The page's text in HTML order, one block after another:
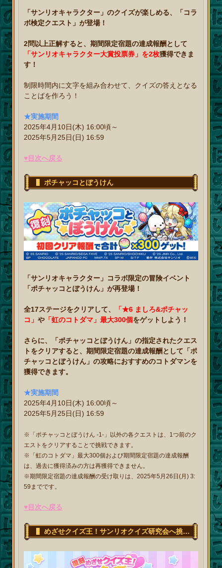
「サンリオキャラクター」のクイズが楽しめる、「コラ
ボ検定クエスト」が登場！
2問以上正解すると、期間限定宿題の達成報酬として
「サンリオキャラクター大賞投票券」を2枚獲得できま
す！
制限時間内に文字を組み合わせて、クイズの答えとなる
ことばを作ろう！
★実施期間
2025年4月10日(木) 16:00頃～
2025年5月25日(日) 16:59
♥目次へ戻る
ポチャッコとぼうけん
「サンリオキャラクター」コラボ限定の冒険イベント
「ポチャッコとぼうけん」が再登場！
全17ステージをクリアして、
「★6 ましろ&ポチャッ
コ」や 「虹のコトダマ」最大300個をゲットしよう！
さらに、「ポチャッコとぼうけん」の指定されたクエス
トをクリアすると、期間限定宿題の達成報酬として「ポ
チャッコとぼうけん」の攻略におすすめのコトダマンを
獲得できます。
★実施期間
2025年4月10日(木) 16:00頃～
2025年5月25日(日) 16:59
※「ポチャッコとぼうけん -1-」以外の各クエストは、1つ前のク
エストをクリアすることで挑戦できます。
※「虹のコトダマ」最大300個および期間限定宿題の達成報酬
は、過去に獲得済みの方は再獲得できません。
※期間限定宿題の達成報酬の受け取りは、2025年5月26日(月) 3:
59までです。
♥目次へ戻る
めざせクイズ王！サンリオクイズ研究会へ挑戦！！